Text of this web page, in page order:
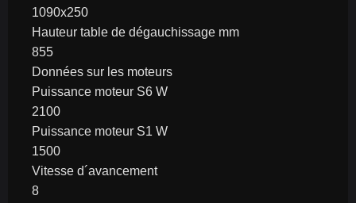
1090x250
Hauteur table de dégauchissage mm
855
Données sur les moteurs
Puissance moteur S6 W
2100
Puissance moteur S1 W
1500
Vitesse d´avancement
8